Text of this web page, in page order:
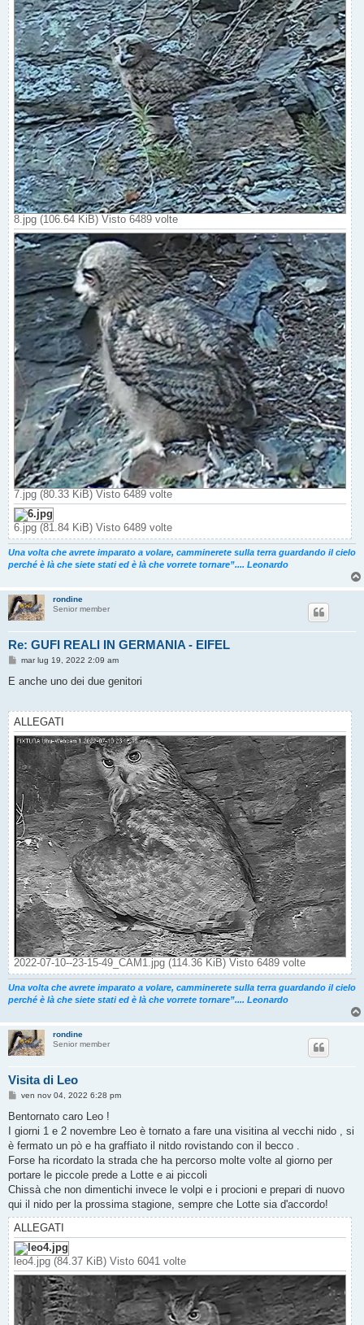
8.jpg (106.64 KiB) Visto 6489 volte
7.jpg (80.33 KiB) Visto 6489 volte
6.jpg (81.84 KiB) Visto 6489 volte
Una volta che avrete imparato a volare, camminerete sulla terra guardando il cielo
perché è là che siete stati ed è là che vorrete tornare”.... Leonardo
rondine
Senior member
Re: GUFI REALI IN GERMANIA - EIFEL
M
s
g
o
mar lug 19, 2022 2:09 am
E anche uno dei due genitori
ALLEGATI
2022-07-10--23-15-49_CAM1.jpg (114.36 KiB) Visto 6489 volte
Una volta che avrete imparato a volare, camminerete sulla terra guardando il cielo
perché è là che siete stati ed è là che vorrete tornare”.... Leonardo
rondine
Senior member
Visita di Leo
M
s
a
g
i
o
ven nov 04, 2022 6:28 pm
Bentornato caro Leo !
I giorni 1 e 2 novembre Leo è tornato a fare una visitina al vecchi nido , si
è fermato un pò e ha graffiato il nitdo rovistando con il becco .
Forse ha ricordato la strada che ha percorso molte volte al giorno per
portare le piccole prede a Lotte e ai piccoli
Chissà che non dimentichi invece le volpi e i procioni e prepari di nuovo
qui il nido per la prossima stagione, sempre che Lotte sia d'accordo!
ALLEGATI
leo4.jpg (84.37 KiB) Visto 6041 volte